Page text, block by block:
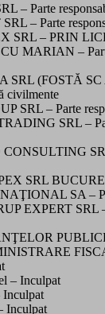
– Parte
– Parte
SRL – PRIN
MARIAN –
SRL (FOSTĂ
civilmente
SRL – Parte
SRL –
SRL
SA –
EXPERT SRL –
– Inculpat
Inculpat
Inculpat